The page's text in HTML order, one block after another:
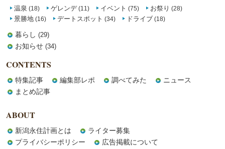
温泉 (18) ゲレンデ(11) イベント (75) お祭り (28)
景勝地 (16) デートスポット (34) ドライブ (18)
暮らし (29)
お知らせ (34)
CONTENTS
特集記事 編集部レポ 調べてみた
ニュース
まとめ記事
ABOUT
新潟永住計画とは
ライター募集
プライバシーポリシー
広告掲載について